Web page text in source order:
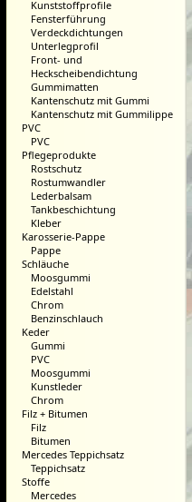
Kunststoffprofile
Fensterführung
Verdeckdichtungen
Unterlegprofil
Front- und
Heckscheibendichtung
Gummimatten
Kantenschutz mit Gummi
Kantenschutz mit Gummilippe
PVC
PVC
Pflegeprodukte
Rostschutz
Rostumwandler
Lederbalsam
Tankbeschichtung
Kleber
Karosserie-Pappe
Pappe
Schläuche
Moosgummi
Edelstahl
Chrom
Benzinschlauch
Keder
Gummi
PVC
Moosgummi
Kunstleder
Chrom
Filz + Bitumen
Filz
Bitumen
Mercedes Teppichsatz
Teppichsatz
Stoffe
Mercedes